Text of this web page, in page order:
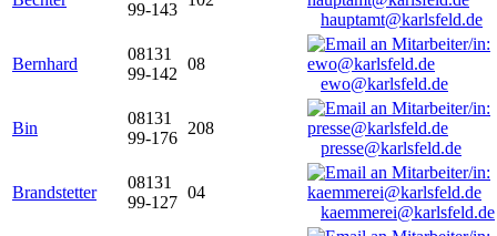
99-143
hauptamt@karlsfeld.de
Bernhard
08131
99-142
08
ewo@karlsfeld.de
Bin
08131
99-176
208
presse@karlsfeld.de
Brandstetter
08131
99-127
04
kaemmerei@karlsfeld.de